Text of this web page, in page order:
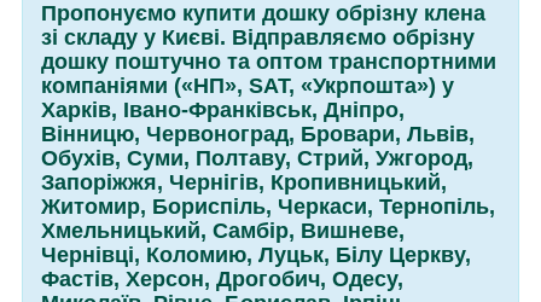
Пропонуємо купити дошку обрізну клена
зі складу у Києві. Відправляємо обрізну
дошку поштучно та оптом транспортними
компаніями («НП», SАТ, «Укрпошта») у
Харків, Івано-Франківськ, Дніпро,
Вінницю, Червоноград, Бровари, Львів,
Обухів, Суми, Полтаву, Стрий, Ужгород,
Запоріжжя, Чернігів, Кропивницький,
Житомир, Бориспіль, Черкаси, Тернопіль,
Хмельницький, Самбір, Вишневе,
Чернівці, Коломию, Луцьк, Білу Церкву,
Фастів, Херсон, Дрогобич, Одесу,